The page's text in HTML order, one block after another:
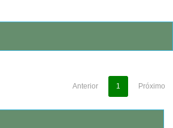
Anterior 1 Próximo